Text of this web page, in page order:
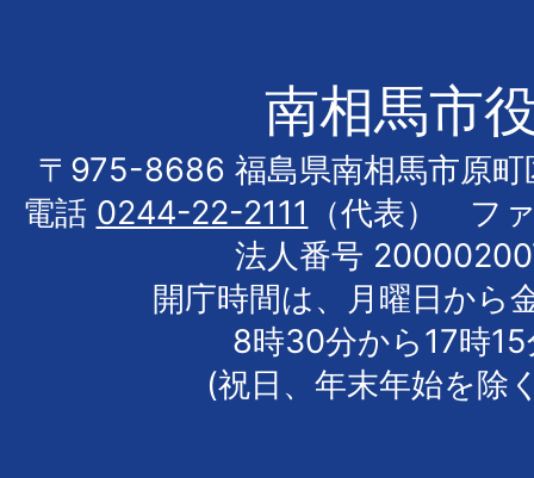
南相馬市
〒975-8686 福島県南相馬市原町
電話 0244-22-2111
（代表） フ
法人番号
開庁時間は、月曜日から
8時30分から17時
(祝日、年末年始を除